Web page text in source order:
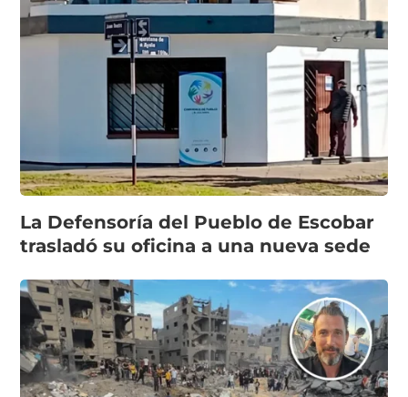
La Defensoría del Pueblo de Escobar
trasladó su oficina a una nueva sede